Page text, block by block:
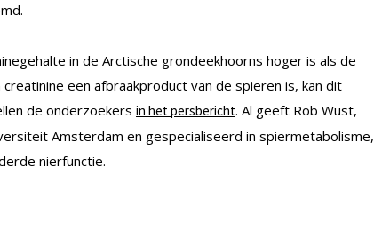
in de Arctische grondeekhoorns hoger is als de
een afbraakproduct van de spieren is, kan dit
de onderzoekers in het persbericht. Al geeft Rob Wust,
Amsterdam en gespecialiseerd in spiermetabolisme,
nierfunctie.